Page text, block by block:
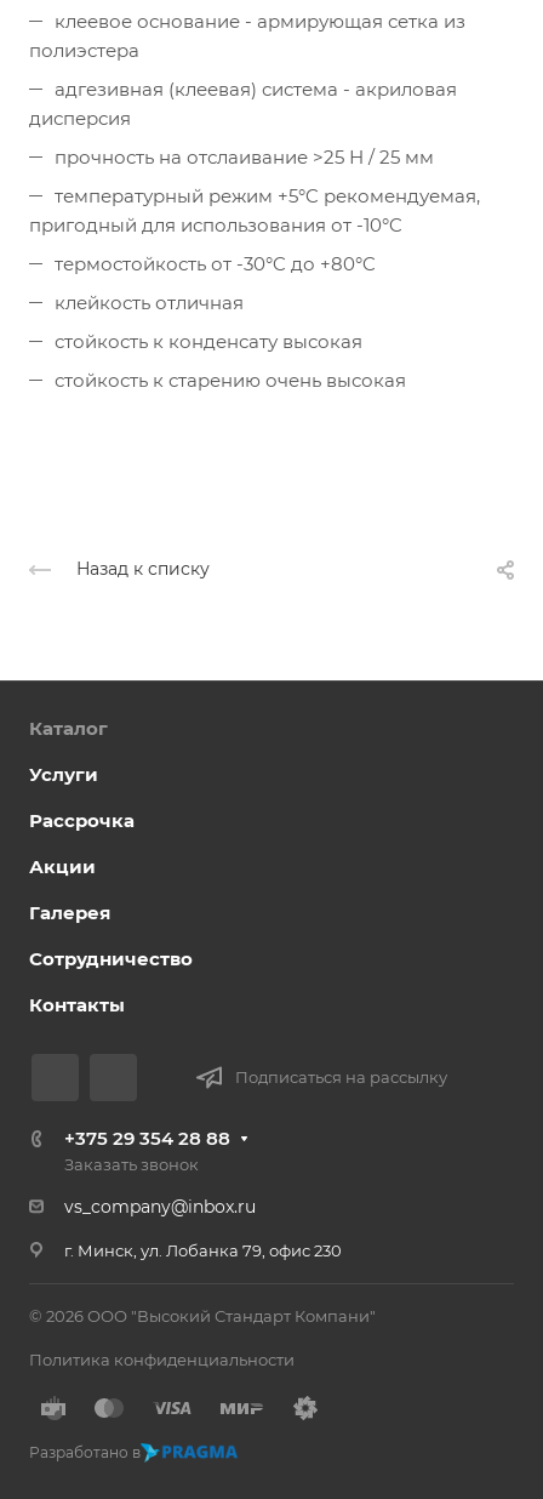
клеевое основание - армирующая сетка из
полиэстера
адгезивная (клеевая) система - акриловая
дисперсия
прочность на отслаивание >25 Н / 25 мм
температурный режим +5°C рекомендуемая,
пригодный для использования от -10°C
термостойкость от -30°C до +80°C
клейкость отличная
стойкость к конденсату высокая
стойкость к старению очень высокая
Назад к списку
Каталог
Услуги
Рассрочка
Акции
Галерея
Сотрудничество
Контакты
Подписаться на рассылку
+375 29 354 28 88
Заказать звонок
vs_company@inbox.ru
г. Минск, ул. Лобанка 79, офис 230
© 2026 ООО "Высокий Стандарт Компани"
Политика конфиденциальности
Разработано в